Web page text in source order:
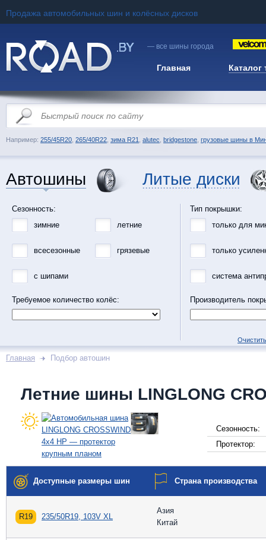
Продажа автомобильных шин и колёсных дисков
— все шины города
Главная Каталог
Например: 255/45R20 265/40R22 зима R21 alutec bridgestone грузовые шины в
Автошины Литые диски
Сезонность:
зимние
летние
всесезонные грязевые
с шипами
Требуемое количество колёс:
Тип покрышки:
только для
только
система
Производитель
Главная Подбор автошин
Летние шины LINGLONG
Сезонность:
Протектор:
Доступные размеры шин Страна производства
R19 235/50R19, 103V XL
Азия
Китай